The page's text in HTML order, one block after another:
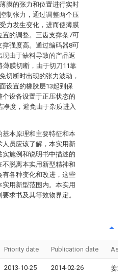
膜的张力和位置进行实时
制张力，通过调整两个压
力发生变化，进而使薄膜
的调整。三齿支撑条7可
撑强度高。通过编码器8可
由于缺料导致的产品返
薄膜切断，由于切刀11靠
切断时出现的张力波动，
设置的橡胶层13起到保
设备设置于正压状态的
度，避免由于杂质进入
基本原理和主要特征和本
员应该了解，本实用新
施例和说明书中描述的
脱离本实用新型精神和
各种变化和改进，这些
用新型范围内。本实用
求书及其等效物界定。
Priority date Publication date
2013-10-25 2014-02-26 姜斌